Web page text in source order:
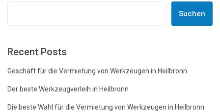
Suchen
Recent Posts
Geschäft für die Vermietung von Werkzeugen in Heilbronn
Der beste Werkzeugverleih in Heilbronn
Die beste Wahl für die Vermietung von Werkzeugen in Heilbronn